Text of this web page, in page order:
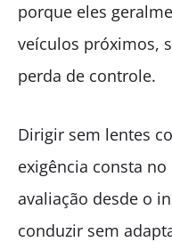
porque eles
veículos próximos,
perda de controle.
Dirigir sem lentes
exigência consta
avaliação desde o
conduzir sem